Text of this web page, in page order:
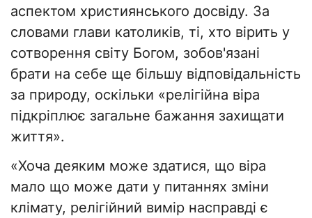
аспектом християнського досвіду. За
словами глави католиків, ті, хто вірить у
сотворення світу Богом, зобов'язані
брати на себе ще більшу відповідальність
за природу, оскільки «релігійна віра
підкріплює загальне бажання захищати
життя».
«Хоча деяким може здатися, що віра
мало що може дати у питаннях зміни
клімату, релігійний вимір насправді є